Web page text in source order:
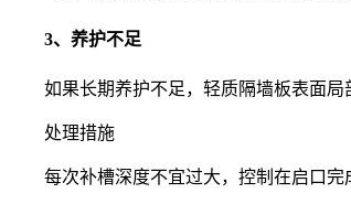
3、养护不足
如果长期养护不足，轻质隔墙板表面局
处理措施
每次补槽深度不宜过大，控制在启口完